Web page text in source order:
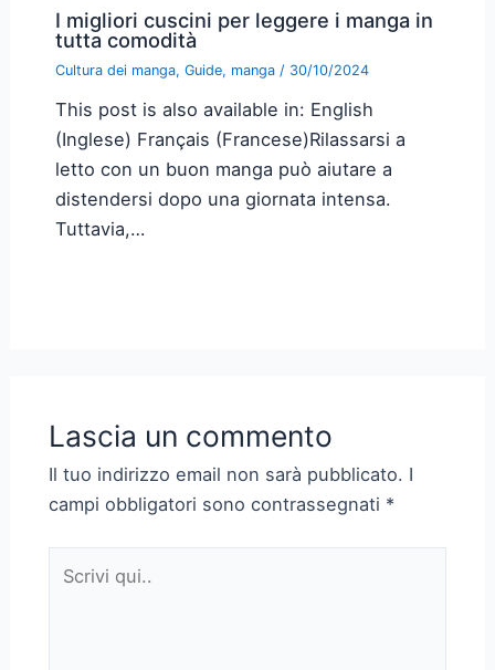
I migliori cuscini per leggere i manga in
tutta comodità
Cultura dei manga, Guide, manga/ 30/10/2024
This post is also available in: English
(Inglese) Français (Francese)Rilassarsi a
letto con un buon manga può aiutare a
distendersi dopo una giornata intensa.
Tuttavia,…
Lascia un commento
Il tuo indirizzo email non sarà pubblicato. I
campi obbligatori sono contrassegnati *
qui..